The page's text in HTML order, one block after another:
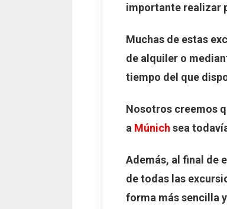
Cómo
La
7. Salzburgo
8.
Cómo
importante realizar
Muchas de estas
de alquiler o
tiempo del que
Nosotros creemos
a Múnich sea
Además, al final de
de todas las
forma más sencilla